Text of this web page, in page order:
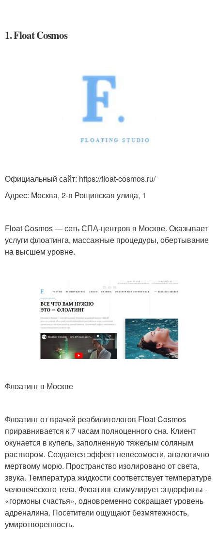
1. Float Cosmos
Официальный сайт: https://float-cosmos.ru/
Адрес: Москва, 2-я Рощинская улица, 1
Float Cosmos — сеть СПА-центров в Москве. Оказывает
услуги флоатинга, массажные процедуры, обертывание
на высшем уровне.
Флоатинг в Москве
Флоатинг от врачей реабилитологов Float Cosmos
приравнивается к 7 часам полноценного сна. Клиент
окунается в купель, заполненную тяжелым соляным
раствором. Создается эффект невесомости, аналогично
мертвому морю. Пространство изолировано от света,
звука. Температура жидкости соответствует температуре
человеческого тела. Флоатинг стимулирует эндорфины -
«гормоны счастья», одновременно сокращает уровень
адреналина. Посетители ощущают безмятежность,
умиротворенность.